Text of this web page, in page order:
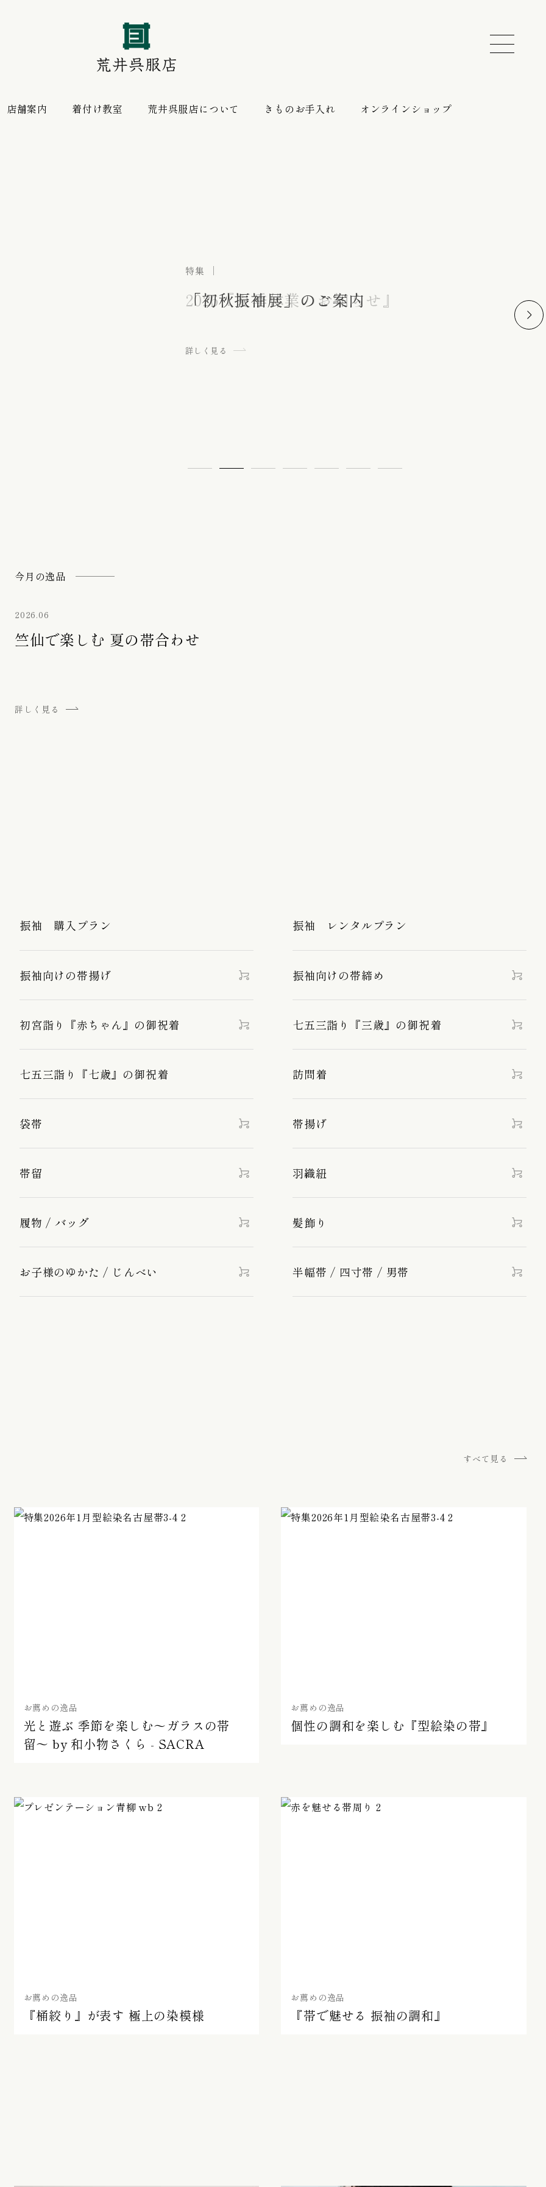
ざし
店舗案内 着付け教室 荒井呉服店について きものお手入れ オンラインショップ
荒井呉服店について
創業百年の呉服屋 荒井呉服店
詳しく見る
特集
2026『夏季休業のお知らせ』
詳しく見る
特集
「初秋振袖展」のご案内
詳しく見る
特集
「 - 夏の趣 - 涼を呼ぶ小物展」のご案内
詳しく見る
特集
荒井呉服店 文月展「涼風至る 一栞」のご案内
詳しく見る
特集
竺仙で楽しむ 夏の帯合わせ
詳しく見る
振袖プラン
大切なお嬢様の一生に一度の記念日に
詳しく見る
荒井呉服店について
創業百年の呉服屋 荒井呉服店
詳しく見る
特集
2026『夏季休業のお知らせ』
詳しく見る
今月の逸品
2026.06
竺仙で楽しむ 夏の帯合わせ
詳しく見る
振袖 購入プラン 振袖 レンタルプラン
振袖向けの帯揚げ 振袖向けの帯締め
初宮詣り『赤ちゃん』の御祝着 七五三詣り『三歳』の御祝着
七五三詣り『七歳』の御祝着 訪問着
袋帯 帯揚げ
帯留 羽織紐
履物 / バッグ 髪飾り
お子様のゆかた / じんべい 半幅帯 / 四寸帯 / 男帯
すべて見る
お薦めの逸品
光と遊ぶ 季節を楽しむ〜ガラスの帯
留〜 by 和小物さくら - SACRA
お薦めの逸品
個性の調和を楽しむ『型絵染の帯』
お薦めの逸品
『桶絞り』が表す 極上の染模様
お薦めの逸品
『帯で魅せる 振袖の調和』